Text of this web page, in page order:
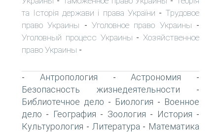
та Історія держави і права України - Трудовое
право Украины -Уголовное право Украины -
Уголовный процесс Украины - Хозяйственное
право Украины -
- Антропология -Астрономия -
Безопасность жизнедеятельности -
Библиотечное дело - Биология - Военное
дело - География - Зоология - История -
Культурология - Литература - Математика